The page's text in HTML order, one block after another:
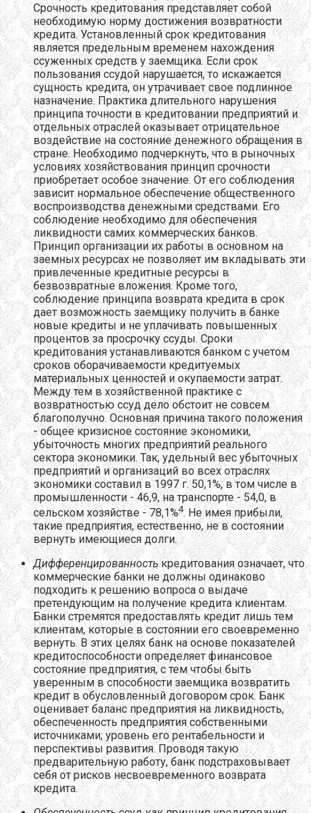
Срочность кредитования представляет собой
необходимую норму достижения возвратности
кредита. Установленный срок кредитования
является предельным временем нахождения
ссуженных средств у заемщика. Если срок
пользования ссудой нарушается, то искажается
сущность кредита, он утрачивает свое подлинное
назначение. Практика длительного нарушения
принципа точности в кредитовании предприятий и
отдельных отраслей оказывает отрицательное
воздействие на состояние денежного обращения в
стране. Необходимо подчеркнуть, что в рыночных
условиях хозяйствования принцип срочности
приобретает особое значение. От его соблюдения
зависит нормальное обеспечение общественного
воспроизводства денежными средствами. Его
соблюдение необходимо для обеспечения
ликвидности самих коммерческих банков.
Принцип организации их работы в основном на
заемных ресурсах не позволяет им вкладывать эти
привлеченные кредитные ресурсы в
безвозвратные вложения. Кроме того,
соблюдение принципа возврата кредита в срок
дает возможность заемщику получить в банке
новые кредиты и не уплачивать повышенных
процентов за просрочку ссуды. Сроки
кредитования устанавливаются банком с учетом
сроков оборачиваемости кредитуемых
материальных ценностей и окупаемости затрат.
Между тем в хозяйственной практике с
возвратностью ссуд дело обстоит не совсем
благополучно. Основная причина такого положения
- общее кризисное состояние экономики,
убыточность многих предприятий реального
сектора экономики. Так, удельный вес убыточных
предприятий и организаций во всех отраслях
экономики составил в 1997 г. 50,1%, в том числе в
промышленности - 46,9, на транспорте - 54,0, в
сельском хозяйстве - 78,1%4. Не имея прибыли,
такие предприятия, естественно, не в состоянии
вернуть имеющиеся долги.
Дифференцированность кредитования означает, что
коммерческие банки не должны одинаково
подходить к решению вопроса о выдаче
претендующим на получение кредита клиентам.
Банки стремятся предоставлять кредит лишь тем
клиентам, которые в состоянии его своевременно
вернуть. В этих целях банк на основе показателей
кредитоспособности определяет финансовое
состояние предприятия, с тем чтобы быть
уверенным в способности заемщика возвратить
кредит в обусловленный договором срок. Банк
оценивает баланс предприятия на ликвидность,
обеспеченность предприятия собственными
источниками; уровень его рентабельности и
перспективы развития. Проводя такую
предварительную работу, банк подстраховывает
себя от рисков несвоевременного возврата
кредита.